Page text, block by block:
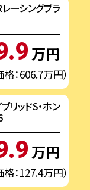
ーシングブラ
万円
格：606.7万円）
ッドS・ホン
万円
格：127.4万円）